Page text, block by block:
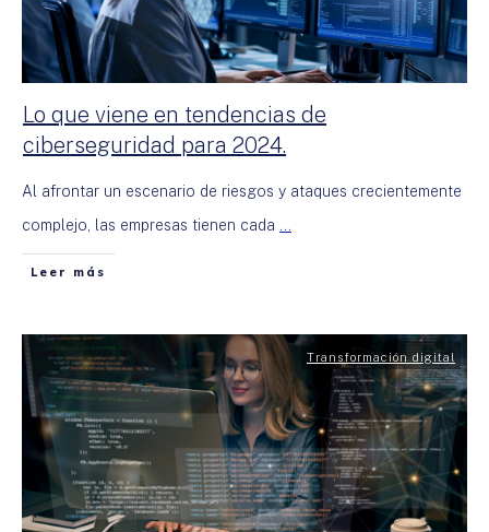
Lo que viene en tendencias de
ciberseguridad para 2024.
Al afrontar un escenario de riesgos y ataques crecientemente
complejo, las empresas tienen cada ...
Leer más
Transformación digital